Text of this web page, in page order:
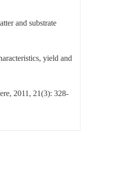
and substrate
yield and
2011, 21(3): 328-